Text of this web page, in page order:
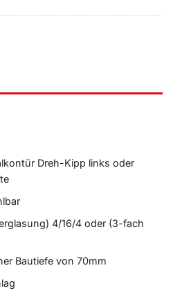
Dreh-Kipp links oder
4/16/4 oder (3-fach
Bautiefe von 70mm